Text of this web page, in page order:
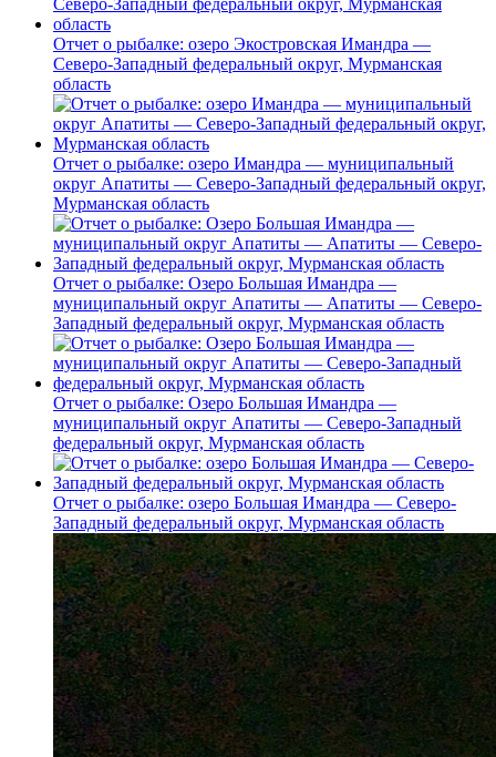
Отчет о рыбалке: озеро Экостровская Имандра —
Северо-Западный федеральный округ, Мурманская
область
Отчет о рыбалке: озеро Имандра — муниципальный
округ Апатиты — Северо-Западный федеральный округ,
Мурманская область
Отчет о рыбалке: Озеро Большая Имандра —
муниципальный округ Апатиты — Апатиты — Северо-
Западный федеральный округ, Мурманская область
Отчет о рыбалке: Озеро Большая Имандра —
муниципальный округ Апатиты — Северо-Западный
федеральный округ, Мурманская область
Отчет о рыбалке: озеро Большая Имандра — Северо-
Западный федеральный округ, Мурманская область